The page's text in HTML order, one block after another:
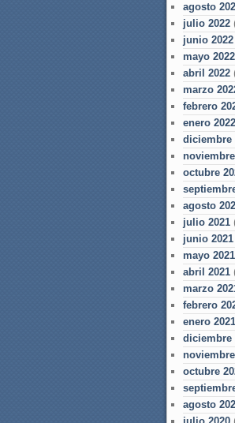
agosto
julio 2022
junio 2022
mayo 2022
abril 2022
marzo
febrero
enero 2022
diciembre
octubre
agosto
julio 2021
junio 2021
mayo 2021
abril 2021
marzo
febrero
enero 2021
diciembre
octubre
agosto